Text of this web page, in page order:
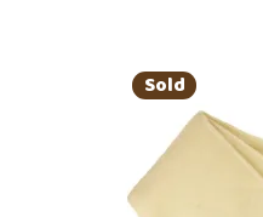
Sold